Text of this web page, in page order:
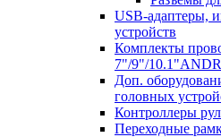
USB-адаптеры,
устройств
Комплекты
7"/9"/
Доп.
головных
Контроллеры
Переходные